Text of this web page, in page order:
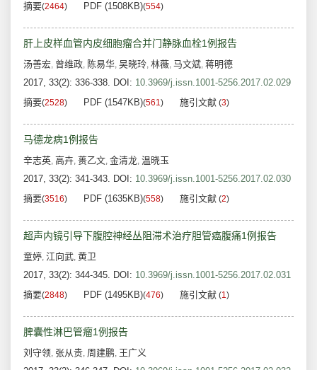
摘要(2464) PDF (1508KB)(554)
肝上皮样血管内皮细胞瘤合并门静脉血栓1例报告
汤善宏, 曾维政, 陈易华, 吴晓玲, 林薇, 马文斌, 蒋明德
2017, 33(2): 336-338. DOI: 10.3969/j.issn.1001-5256.2017.02.029
摘要(2528) PDF (1547KB)(561) 施引文献 (3)
马德龙病1例报告
辛志英, 高卉, 蒉乙文, 金清龙, 温晓玉
2017, 33(2): 341-343. DOI: 10.3969/j.issn.1001-5256.2017.02.030
摘要(3516) PDF (1635KB)(558) 施引文献 (2)
超声内镜引导下腹腔神经丛阻滞术治疗胆管癌腹痛1例报告
童婷, 江向武, 黄卫
2017, 33(2): 344-345. DOI: 10.3969/j.issn.1001-5256.2017.02.031
摘要(2848) PDF (1495KB)(476) 施引文献 (1)
脾囊性淋巴管瘤1例报告
刘守领, 张从贵, 周建鹏, 王广义